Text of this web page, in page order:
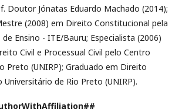
Doutor Jónatas Eduardo Machado (2014);
(2008) em Direito Constitucional pela
Ensino - ITE/Bauru; Especialista (2006)
Civil e Processual Civil pelo Centro
Preto (UNIRP); Graduado em Direito
Universitário de Rio Preto (UNIRP).